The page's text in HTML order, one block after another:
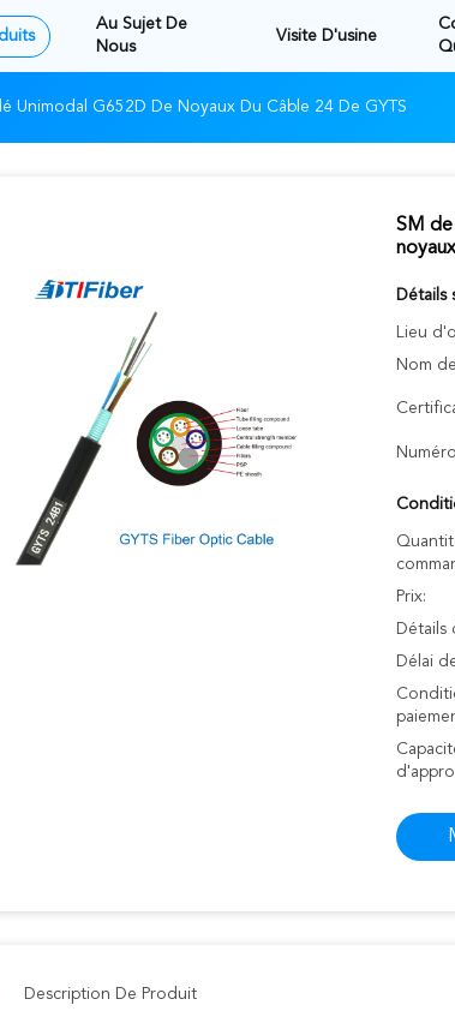
Au Sujet De
Nous
Visite D'usine
Unimodal G652D De Noyaux Du Câble 24 De GYTS
SM
Détails
Lieu
Nom
Prix:
Détails
Délai
Description De Produit